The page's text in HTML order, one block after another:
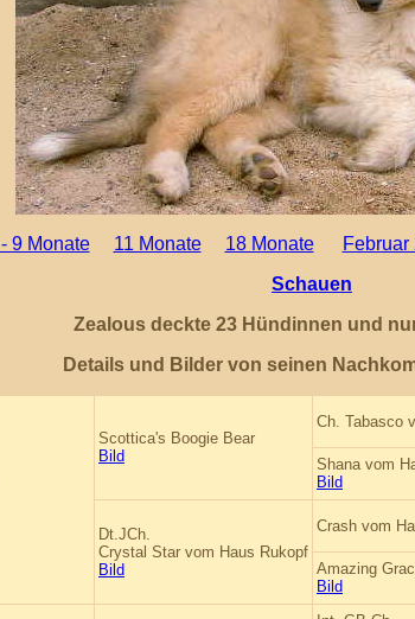
- 9 Monate 11 Monate 18 Monate Februar
Schauen
Zealous deckte 23 Hündinnen und
Details und Bilder von seinen
Scottica's Boogie Bear
Bild
Ch. Tabasco
Shana vom
Bild
Dt.JCh.
Crystal Star vom Haus Rukopf
Bild
Crash vom
Amazing
Bild